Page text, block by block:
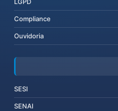
LGPD
Compliance
Ouvidoria
SESI
SENAI